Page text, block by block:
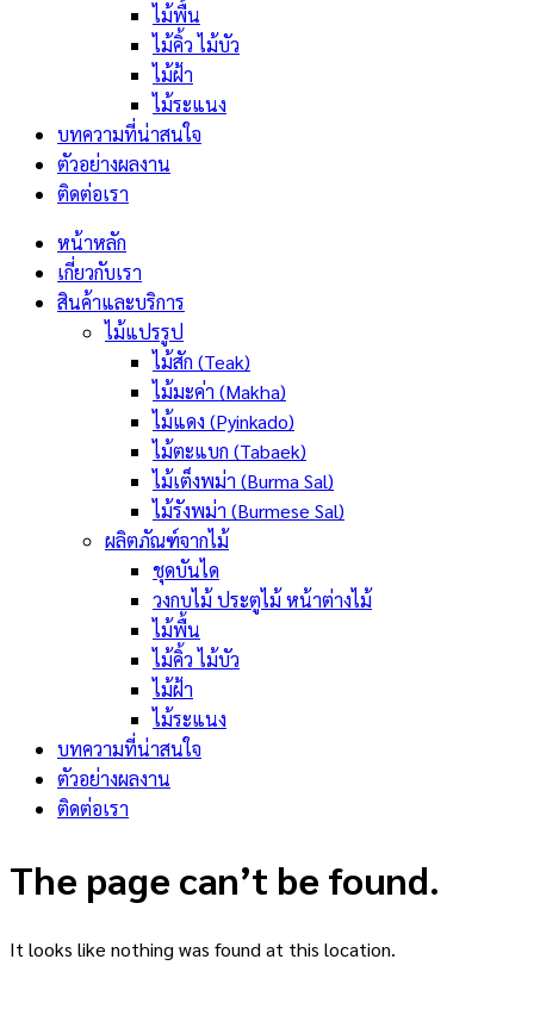
ไม้พื้น
ไม้คิ้ว ไม้บัว
ไม้ฝ้า
ไม้ระแนง
บทความที่น่าสนใจ
ตัวอย่างผลงาน
ติดต่อเรา
หน้าหลัก
เกี่ยวกับเรา
สินค้าและบริการ
ไม้แปรรูป
ไม้สัก (Teak)
ไม้มะค่า (Makha)
ไม้แดง (Pyinkado)
ไม้ตะแบก (Tabaek)
ไม้เต็งพม่า (Burma Sal)
ไม้รังพม่า (Burmese Sal)
ผลิตภัณฑ์จากไม้
ชุดบันได
วงกบไม้ ประตูไม้ หน้าต่างไม้
ไม้พื้น
ไม้คิ้ว ไม้บัว
ไม้ฝ้า
ไม้ระแนง
บทความที่น่าสนใจ
ตัวอย่างผลงาน
ติดต่อเรา
The page can’t be found.
It looks like nothing was found at this location.